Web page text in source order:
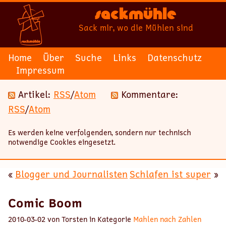
Sackmühle
Sack mir, wo die Mühlen sind
Home Über Suche Links
Datenschutz
Impressum
Artikel: RSS/Atom
Kommentare:
RSS/Atom
Es werden keine verfolgenden, sondern nur technisch
notwendige Cookies eingesetzt.
« Blogger und Journalisten Schlafen ist super »
Comic Boom
2010-03-02 von Torsten in Kategorie Mahlen nach Zahlen